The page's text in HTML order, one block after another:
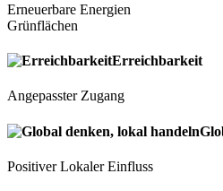
Erneuerbare Energien
Grünflächen
Erreichbarkeit
Angepasster Zugang
Positiver Lokaler Einfluss